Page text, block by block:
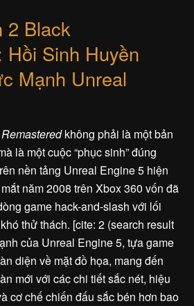
2 Black
Hồi Sinh Huyền
Mạnh Unreal
không phải là một bản
là một cuộc “phục sinh” đúng
nền tảng Unreal Engine 5 hiện
năm 2008 trên Xbox 360 vốn đã
game hack-and-slash với lối
thử thách. [cite: 2 (search result
của Unreal Engine 5, tựa game
diện về mặt đồ họa, mang đến
mới với các chi tiết sắc nét, hiệu
cơ chế chiến đấu sắc bén hơn bao